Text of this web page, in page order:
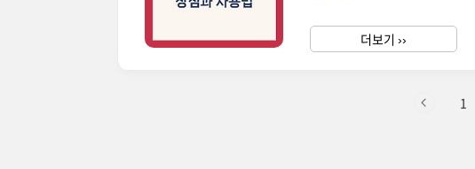
점포토스케이프는 사진편집 소
이미지파일을 쉽게 편집할 수
더보기 ››
1